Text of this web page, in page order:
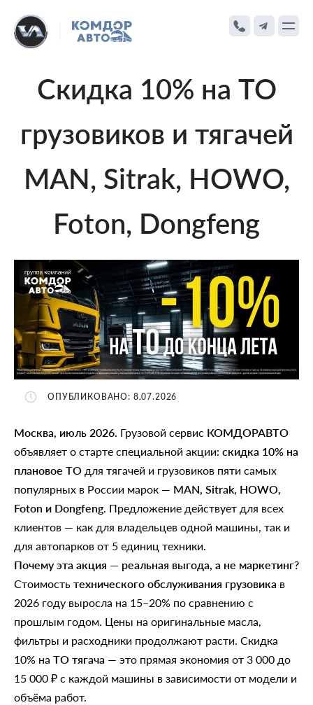
Скидка 10% на ТО
грузовиков и тягачей
MAN, Sitrak, HOWO,
Foton, Dongfeng
ОПУБЛИКОВАНО: 8.07.2026
Москва, июль 2026. Грузовой сервис КОМДОРАВТО
объявляет о старте специальной акции: скидка 10% на
плановое ТО для тягачей и грузовиков пяти самых
популярных в России марок — MAN, Sitrak, HOWO,
Foton и Dongfeng. Предложение действует для всех
клиентов — как для владельцев одной машины, так и
для автопарков от 5 единиц техники.
Почему эта акция — реальная выгода, а не маркетинг?
Стоимость технического обслуживания грузовика в
2026 году выросла на 15–20% по сравнению с
прошлым годом. Цены на оригинальные масла,
фильтры и расходники продолжают расти. Скидка
10% на ТО тягача — это прямая экономия от 3 000 до
15 000 ₽ с каждой машины в зависимости от модели и
объёма работ.